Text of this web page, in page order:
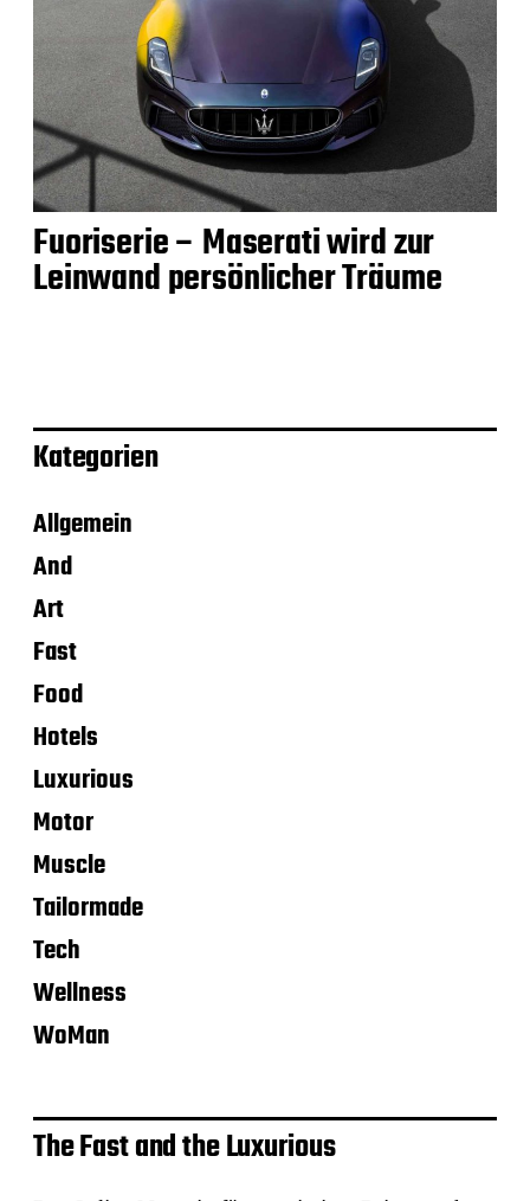
Fuoriserie – Maserati wird zur
Leinwand persönlicher Träume
Kategorien
Allgemein
And
Art
Fast
Food
Hotels
Luxurious
Motor
Muscle
Tailormade
Tech
Wellness
WoMan
The Fast and the Luxurious